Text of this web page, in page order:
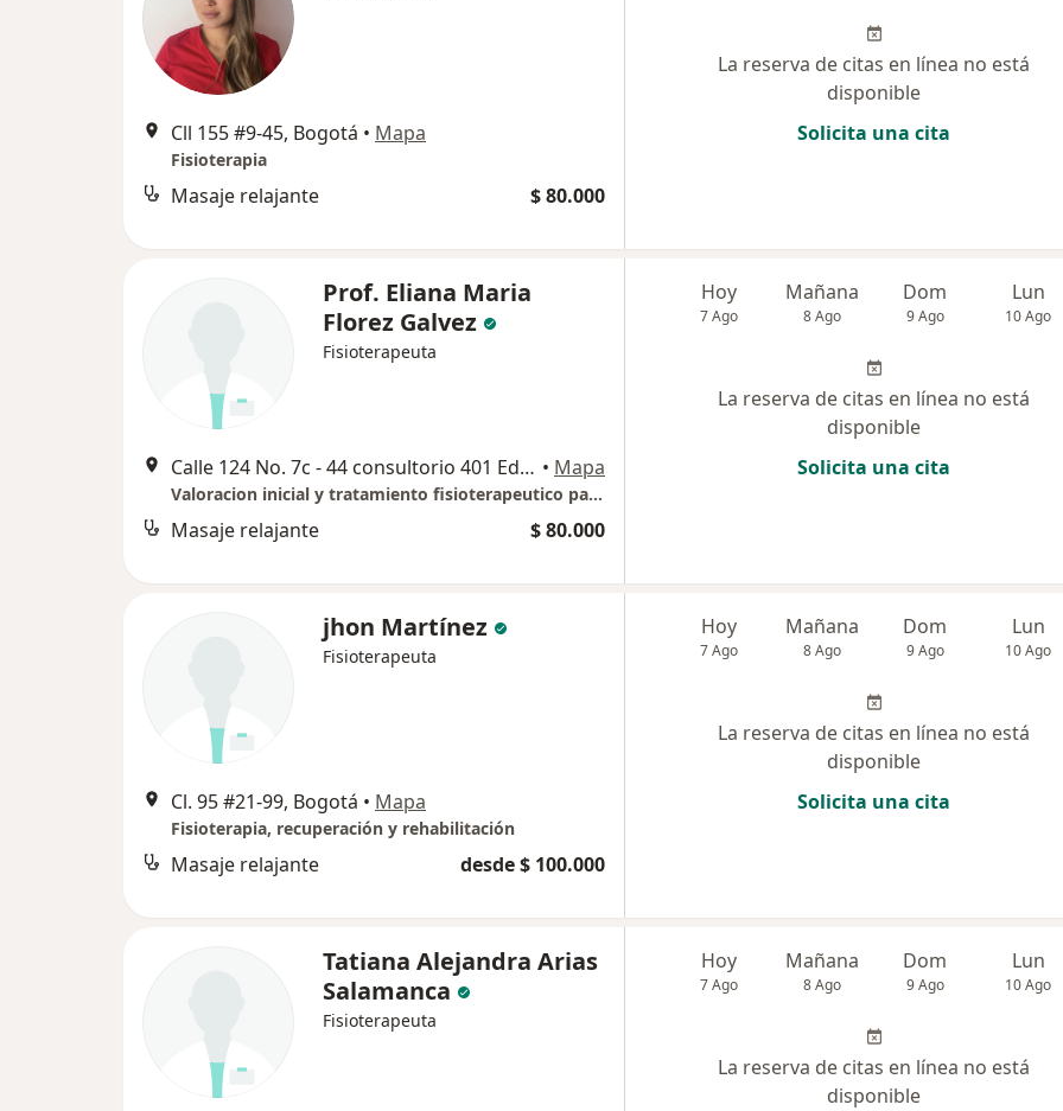
Cll 155 #9-45, Bogotá • Mapa
Fisioterapia
Masaje relajante $ 80.000
La reserva de citas en línea no está
disponible
Solicita una cita
Prof. Eliana Maria
Florez Galvez
Fisioterapeuta
Calle 124 No. 7c - 44 consultorio 401 Edificio Santalamo, Bogotá • Mapa
Valoracion inicial y tratamiento fisioterapeutico para pacientes particulares o afiliados a eps, medicina prepagada o cajas de compensacion.
Masaje relajante $ 80.000
Hoy
7 Ago
Mañana
8 Ago
Dom
9 Ago
Lun
10 Ago
La reserva de citas en línea no está
disponible
Solicita una cita
jhon Martínez
Fisioterapeuta
Cl. 95 #21-99, Bogotá • Mapa
Fisioterapia, recuperación y rehabilitación
Masaje relajante desde $ 100.000
Hoy
7 Ago
Mañana
8 Ago
Dom
9 Ago
Lun
10 Ago
La reserva de citas en línea no está
disponible
Solicita una cita
Tatiana Alejandra Arias
Salamanca
Fisioterapeuta
Hoy
7 Ago
Mañana
8 Ago
Dom
9 Ago
Lun
10 Ago
La reserva de citas en línea no está
disponible